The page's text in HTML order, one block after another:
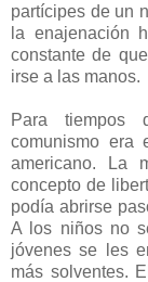
partícipes de un
la enajenación
constante de
irse a las manos.
Para tiempos
comunismo era
americano. La
concepto de
podía abrirse
A los niños no
jóvenes se les
más solventes.